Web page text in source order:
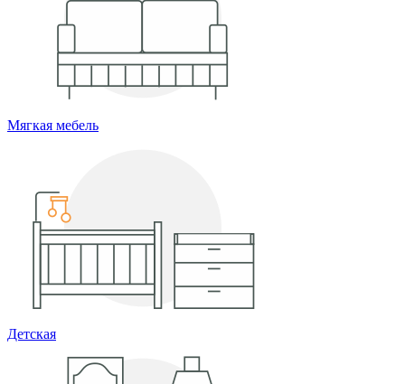
Мягкая мебель
Детская